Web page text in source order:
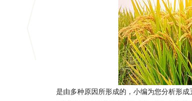
是由多种原因所形成的，小编为您分析形